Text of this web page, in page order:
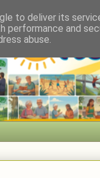
to deliver its
performance and
abuse.